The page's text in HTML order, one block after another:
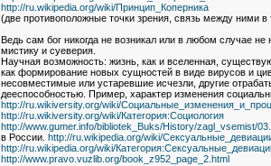
http://ru.wikipedia.org/wiki/Принцип_Коперника
(две противоположные точки зрения, связь между ними в
Ведь сам бог никогда не возникал или в любом случае
мистику и суеверия.
Научная возможность: жизнь, как и вселенная,
как формирование новых сущностей в виде вирусов и
несовместимые или устаревшие исчезли, другие
дееспособностью. Пример, характер изменения
http://ru.wikiversity.org/wiki/
http://ru.wikiversity.org/wiki/Категория:Социология
http://www.gumer.info/bibliotek_Buks/History/zagl_vsemist/
в России. http://ru.wikipedia.org/wiki/
http://ru.wikipedia.org/wiki/
http://www.pravo.vuzlib.org/book_z952_page_2.html